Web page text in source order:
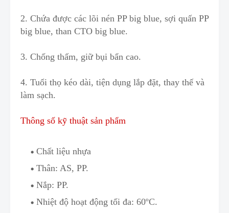
2. Chứa được các lõi nén PP big blue, sợi quấn PP
big blue, than CTO big blue.
3. Chống thấm, giữ bụi bẩn cao.
4. Tuổi thọ kéo dài, tiện dụng lắp đặt, thay thế và
làm sạch.
Thông số kỹ thuật sản phẩm
Chất liệu nhựa
Thân: AS, PP.
Nắp: PP.
Nhiệt độ hoạt động tối đa: 60ºC.